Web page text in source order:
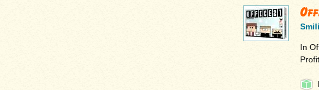
In